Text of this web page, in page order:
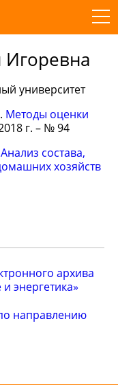
Игоревна
университет
Методы оценки
г. – № 94
Анализ состава,
хозяйств
архива
энергетика»
направлению